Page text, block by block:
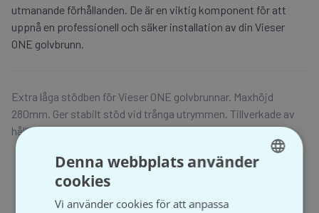
utmanande förhållanden. De är en viktig komponent för att
uppnå en professionell och säker installation av din Vieser
ONE golvbrunn.
Extra låga stödben för Vieser ONE golvbrunnar. Maxhöjd
280mm. Ger stabilt stöd vid trånga utrymmen. Tillverkade av
hållbar plast.
För att handla och se prisuppgifter på Våtrumsgross
behöver du ha ett registrerat företag och aktivt ett
kundkonto.
Denna webbplats använder
cookies
Vi använder cookies för att anpassa